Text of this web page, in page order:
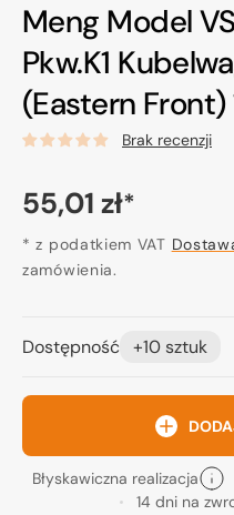
Meng Model
Pkw.K1
(Eastern Front)
Brak recenzji
Cena
regularna
55,01 zł*
* z podatkiem VAT
zamówienia.
Dostępność +10 sztuk
Błyskawiczna realizacja
14 dni na